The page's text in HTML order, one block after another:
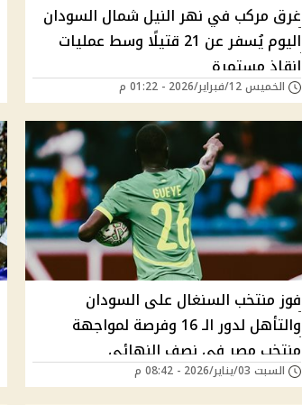
غرق مركب في نهر النيل شمال السودان
اليوم يُسفر عن 21 قتيلًا وسط عمليات
إنقاذ مستمرة
الخميس 12/فبراير/2026 - 01:22 م
فوز منتخب السنغال على السودان
والتأهل لدور الـ 16 وفرصة لمواجهة
منتخب مصر في نصف النهائي
السبت 03/يناير/2026 - 08:42 م